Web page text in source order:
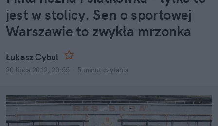
jest w stolicy. Sen o sportowej
Warszawie to zwykła mrzonka
Łukasz Cybul
20 lipca 2012, 20:55 5 minut czytania